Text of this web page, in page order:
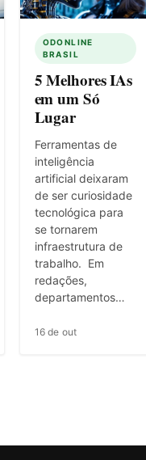
ODONLINE
BRASIL
5 Melhores IAs
em um Só
Lugar
Ferramentas de
inteligência
artificial deixaram
de ser curiosidade
tecnológica para
se tornarem
infraestrutura de
trabalho. Em
redações,
departamentos…
16 de out